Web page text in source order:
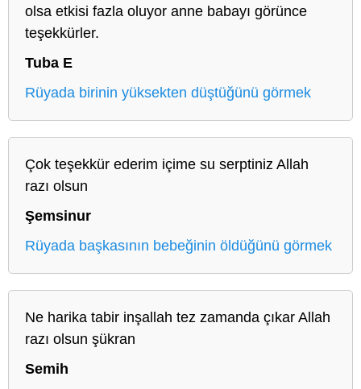
olsa etkisi fazla oluyor anne babayı görünce
teşekkürler.
Tuba E
Rüyada birinin yüksekten düştüğünü görmek
Çok teşekkür ederim içime su serptiniz Allah
razı olsun
Şemsinur
Rüyada başkasının bebeğinin öldüğünü görmek
Ne harika tabir inşallah tez zamanda çıkar Allah
razı olsun şükran
Semih